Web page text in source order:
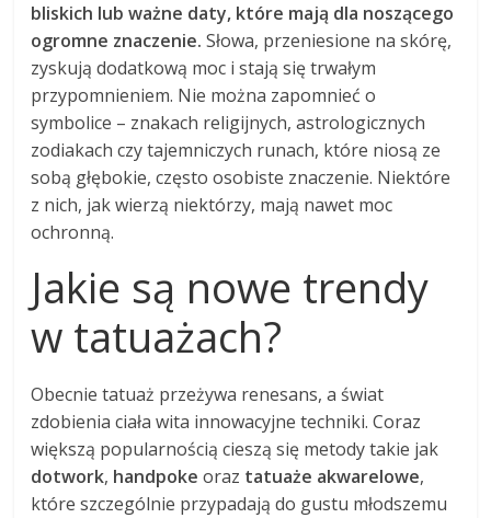
bliskich lub ważne daty, które mają dla noszącego
ogromne znaczenie. Słowa, przeniesione na skórę,
zyskują dodatkową moc i stają się trwałym
przypomnieniem. Nie można zapomnieć o
symbolice – znakach religijnych, astrologicznych
zodiakach czy tajemniczych runach, które niosą ze
sobą głębokie, często osobiste znaczenie. Niektóre
z nich, jak wierzą niektórzy, mają nawet moc
ochronną.
Jakie są nowe trendy
w tatuażach?
Obecnie tatuaż przeżywa renesans, a świat
zdobienia ciała wita innowacyjne techniki. Coraz
większą popularnością cieszą się metody takie jak
dotwork, handpoke oraz tatuaże akwarelowe,
które szczególnie przypadają do gustu młodszemu